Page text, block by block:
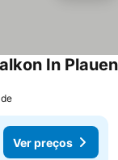
In Plauen
Ver preços